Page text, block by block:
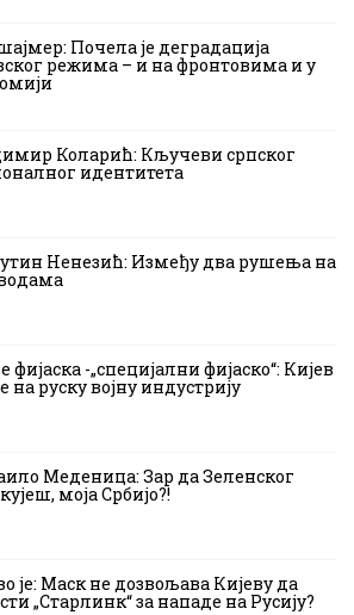
Почела је деградација
режима – и на фронтовима и у
Коларић: Кључеви српског
идентитета
Ненезић: Између два рушења на
фијаска -„специјални фијаско“: Кијев
на руску војну индустрију
Меденица: Зар да Зеленског
моја Србијо?!
је: Маск не дозвољава Кијеву да
„Старлинк“ за нападе на Русију?